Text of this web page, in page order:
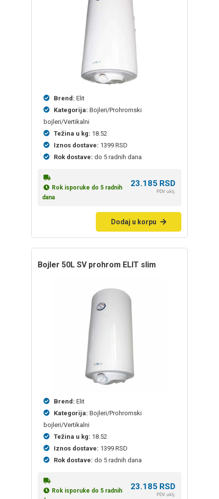
Brend: Elit
Kategorija: Bojleri/Prohromski
bojleri/Vertikalni
Težina u kg: 18.52
Iznos dostave: 1399 RSD
Rok dostave: do 5 radnih dana
Rok isporuke do 5 radnih
dana
23.185 RSD
PDV uklj.
Dodaj u korpu
bojler 50L SV prohrom ELIT slim
Brend: Elit
Kategorija: Bojleri/Prohromski
bojleri/Vertikalni
Težina u kg: 18.52
Iznos dostave: 1399 RSD
Rok dostave: do 5 radnih dana
Rok isporuke do 5 radnih
23.185 RSD
PDV uklj.